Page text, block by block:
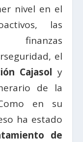
nivel en el
las
el
Cajasol y
de la
en su
ha estado
de